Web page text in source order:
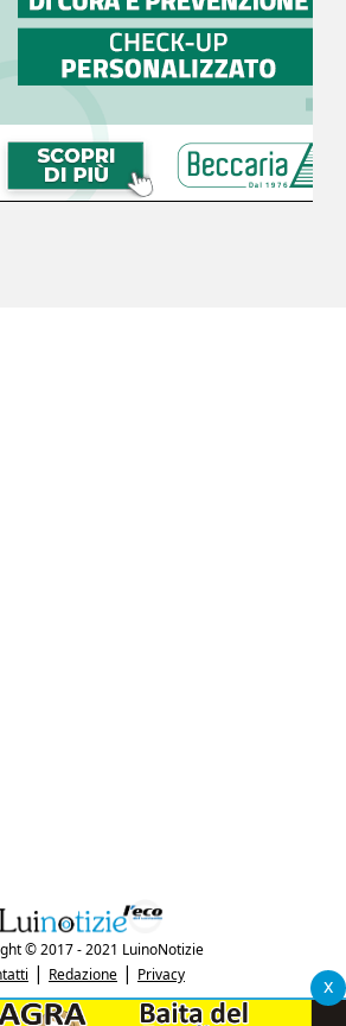
x
© 2017 - 2021 LuinoNotizie
| Redazione | Privacy
giornalistica iscritta al Registro Stampa del